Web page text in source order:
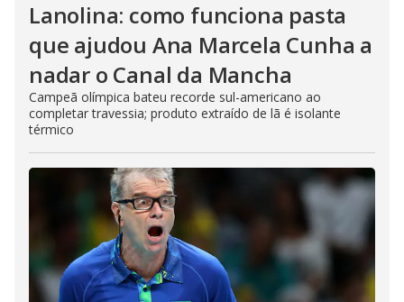
Lanolina: como funciona pasta
que ajudou Ana Marcela Cunha a
nadar o Canal da Mancha
Campeã olímpica bateu recorde sul-americano ao
completar travessia; produto extraído de lã é isolante
térmico